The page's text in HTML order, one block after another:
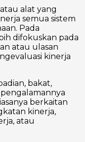
alat yang
semua sistem
Pada
difokuskan pada
atau ulasan
kinerja
bakat,
berkaitan
kinerja,
atau